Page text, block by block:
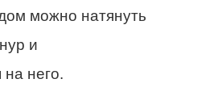
можно натянуть
и
на него.